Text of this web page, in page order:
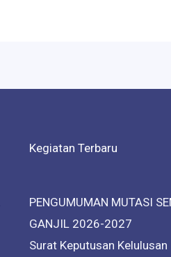
Kegiatan Terbaru
PENGUMUMAN MUTASI
GANJIL 2026-2027
Surat Keputusan